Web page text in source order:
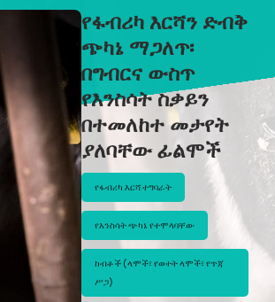
የፋብሪካ እርሻን ድብቅ
ጭካኔ ማጋለጥ፡
በግብርና ውስጥ
የእንስሳት ስቃይን
በተመለከተ መታየት
ያለባቸው ፊልሞች
የፋብሪካ እርሻ ተግባራት
የእንስሳት ጭካኔ የተሞላባቸው
ከብቶች (ላሞች፣ የወተት ላሞች፣ የጥጃ
ሥጋ)